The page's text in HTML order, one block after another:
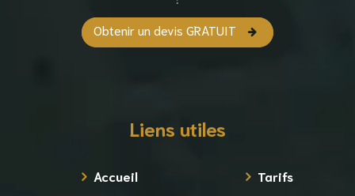
Obtenir un devis GRATUIT
Liens utiles
Accueil
Tarifs